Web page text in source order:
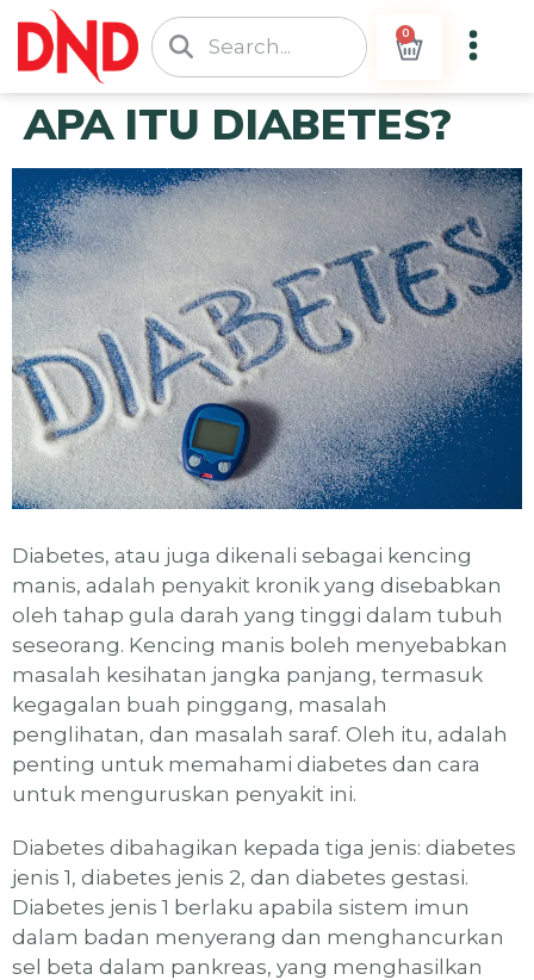
0
APA ITU DIABETES?
Diabetes, atau juga dikenali sebagai kencing
manis, adalah penyakit kronik yang disebabkan
oleh tahap gula darah yang tinggi dalam tubuh
seseorang. Kencing manis boleh menyebabkan
masalah kesihatan jangka panjang, termasuk
kegagalan buah pinggang, masalah
penglihatan, dan masalah saraf. Oleh itu, adalah
penting untuk memahami diabetes dan cara
untuk menguruskan penyakit ini.
Diabetes dibahagikan kepada tiga jenis: diabetes
jenis 1, diabetes jenis 2, dan diabetes gestasi.
Diabetes jenis 1 berlaku apabila sistem imun
dalam badan menyerang dan menghancurkan
sel beta dalam pankreas, yang menghasilkan